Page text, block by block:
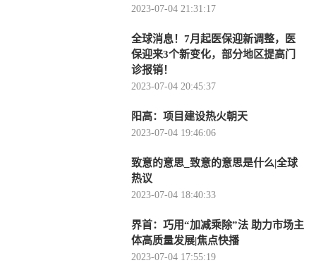
2023-07-04 21:31:17
全球消息！7月起医保迎新调整，医
保迎来3个新变化，部分地区提高门
诊报销！
2023-07-04 20:45:37
阳高：项目建设热火朝天
2023-07-04 19:46:06
致意的意思_致意的意思是什么|全球
热议
2023-07-04 18:40:33
界首：巧用“加减乘除”法 助力市场主
体高质量发展|焦点快播
2023-07-04 17:55:19